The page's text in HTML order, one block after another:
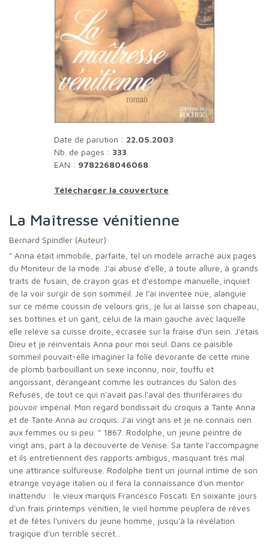
Date de parution : 22.05.2003
Nb. de pages : 333
EAN : 9782268046068
Télécharger la couverture
La Maîtresse vénitienne
Bernard Spindler (Auteur)
" Anna était immobile, parfaite, tel un modèle arraché aux pages
du Moniteur de la mode. J'ai abusé d'elle, à toute allure, à grands
traits de fusain, de crayon gras et d'estompe manuelle, inquiet
de la voir surgir de son sommeil. Je l'ai inventée nue, alanguie
sur ce même coussin de velours gris, je lui ai laissé son chapeau,
ses bottines et un gant, celui de la main gauche avec laquelle
elle relève sa cuisse droite, écrasée sur la fraise d'un sein. J'étais
Dieu et je réinventais Anna pour moi seul. Dans ce paisible
sommeil pouvait-elle imaginer la folie dévorante de cette mine
de plomb barbouillant un sexe inconnu, noir, touffu et
angoissant, dérangeant comme les outrances du Salon des
Refusés, de tout ce qui n'avait pas l'aval des thuriféraires du
pouvoir impérial. Mon regard bondissait du croquis à Tante Anna
et de Tante Anna au croquis. J'ai vingt ans et je ne connais rien
aux femmes ou si peu. " 1867. Rodolphe, un jeune peintre de
vingt ans, part à la découverte de Venise. Sa tante l'accompagne
et ils entretiennent des rapports ambigus, masquant très mal
une attirance sulfureuse. Rodolphe tient un journal intime de son
étrange voyage italien où il fera la connaissance d'un mentor
inattendu : le vieux marquis Francesco Foscati. En soixante jours
d'un frais printemps vénitien, le vieil homme peuplera de rêves
et de fêtes l'univers du jeune homme, jusqu'à la révélation
tragique d'un terrible secret...